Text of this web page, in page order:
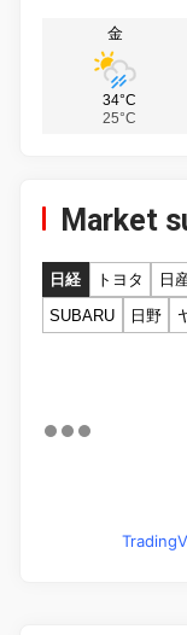
金
34°C
25°C
Market
日経 トヨタ 日
SUBARU
日野